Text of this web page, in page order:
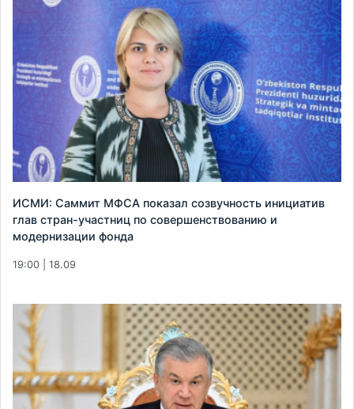
ИСМИ: Саммит МФСА показал созвучность инициатив
глав стран-участниц по совершенствованию и
модернизации фонда
19:00 | 18.09